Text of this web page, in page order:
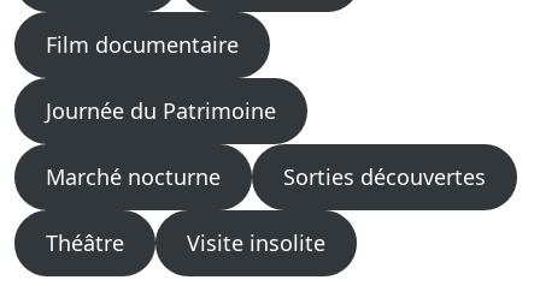
Film documentaire
Journée du Patrimoine
Marché nocturne Sorties découvertes
Théâtre Visite insolite